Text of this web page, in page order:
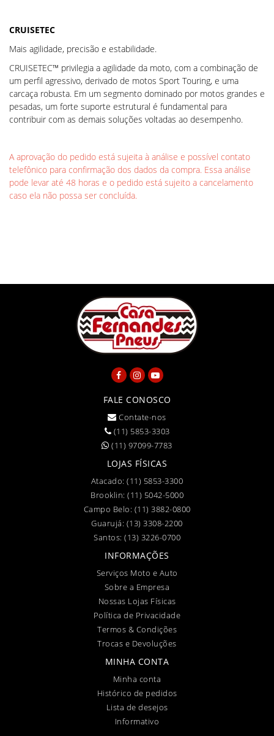
CRUISETEC
Mais agilidade, precisão e estabilidade.
CRUISETEC™ privilegia a agilidade da moto, com a combinação de
um perfil agressivo, derivado de motos Sport Touring, e uma
carcaça robusta. Em um segmento dominado por motos grandes e
pesadas, um forte suporte estrutural é fundamental para
contribuir com as demais soluções voltadas ao desempenho.
A aprovação do pedido está sujeita à análise e possível contato
telefônico para confirmação dos dados da compra. Essa análise
pode levar até 48 horas e o pedido está sujeito a cancelamento
caso ela não possa ser concluída.
FALE CONOSCO
Contate-nos
(11) 5853-3303
(11) 97099-7783
LOJAS FÍSICAS
Atacado:(11) 5853-3300
Brooklin: (11) 5042-5000
Campo Belo: (11) 3882-0800
Guarujá: (13) 3308-2200
Santos: (13) 3226-0700
INFORMAÇÕES
Serviços Moto e Auto
Sobre a Empresa
Nossas Lojas Físicas
Política de Privacidade
Termos & Condições
Trocas e Devoluções
MINHA CONTA
Minha conta
Histórico de pedidos
Lista de desejos
Informativo